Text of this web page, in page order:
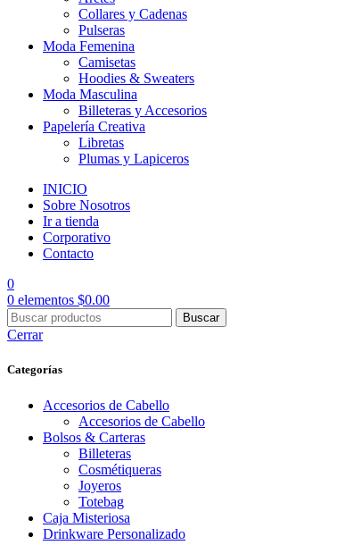
Collares y Cadenas
Pulseras
Moda Femenina
Camisetas
Hoodies & Sweaters
Moda Masculina
Billeteras y Accesorios
Papelería Creativa
Libretas
Plumas y Lapiceros
INICIO
Sobre Nosotros
Ir a tienda
Corporativo
Contacto
0
0 elementos $0.00
Buscar
Cerrar
Categorías
Accesorios de Cabello
Accesorios de Cabello
Bolsos & Carteras
Billeteras
Cosmétiqueras
Joyeros
Totebag
Caja Misteriosa
Drinkware Personalizado